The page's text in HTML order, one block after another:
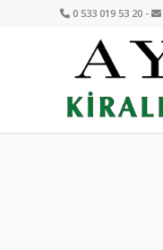
0 533 019 53 20 -